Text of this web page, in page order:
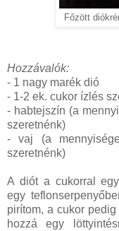
Főzött
Hozzávalók:
- 1 nagy marék dió
- 1-2 ek. cukor ízlés
- habtejszín (a
szeretnénk)
- vaj (a
szeretnénk)
A diót a cukorral
egy
pirítom, a cukor
hozzá egy